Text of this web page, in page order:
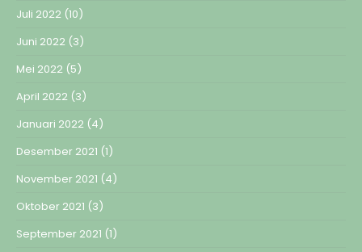
Juli 2022 (10)
Juni 2022 (3)
Mei 2022 (5)
April 2022 (3)
Januari 2022 (4)
Desember 2021 (1)
November 2021 (4)
Oktober 2021 (3)
September 2021 (1)